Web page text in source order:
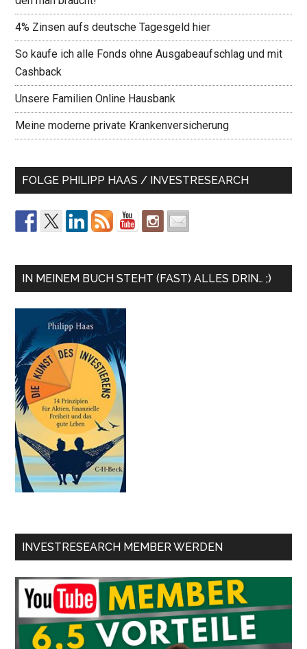
4% Zinsen aufs deutsche Tagesgeld hier
So kaufe ich alle Fonds ohne Ausgabeaufschlag und mit
Cashback
Unsere Familien Online Hausbank
Meine moderne private Krankenversicherung
FOLGE PHILIPP HAAS / INVESTRESEARCH
IN MEINEM BUCH STEHT (FAST) ALLES DRIN… ;)
INVESTRESEARCH MEMBER WERDEN